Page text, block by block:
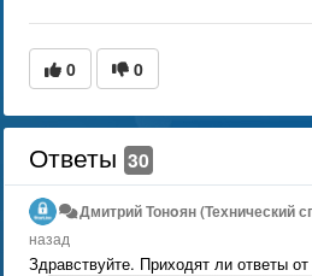
0 0
Ответы 30
Дмитрий Тонoян (Технический
назад
Здравствуйте. Приходят ли ответы